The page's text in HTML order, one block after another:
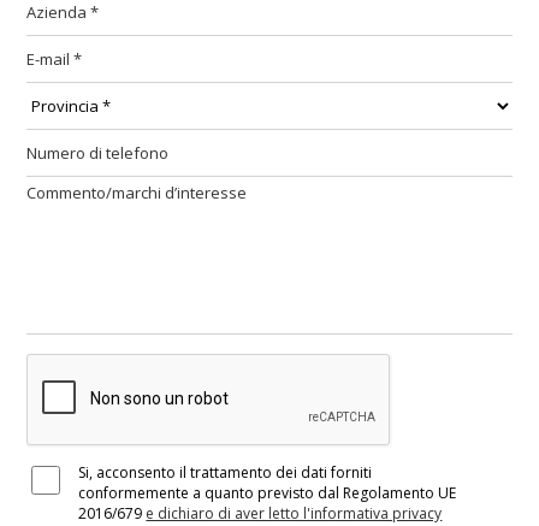
Si, acconsento il trattamento dei dati forniti
conformemente a quanto previsto dal Regolamento UE
2016/679 e dichiaro di aver letto l'informativa privacy